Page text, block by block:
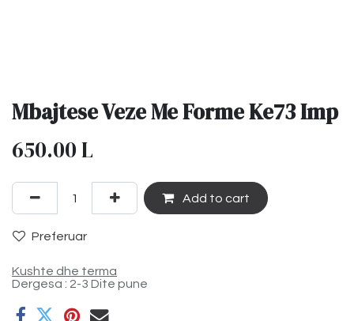
Mbajtese Veze Me Forme Ke73 Imp
650.00L
Add to cart
Preferuar
Kushte dhe terma
Dergesa : 2-3 Dite pune